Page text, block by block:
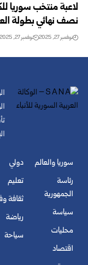
لاعبة منتخب سوريا
نصف نهائي بطولة
نوفمبر 27, 2025 نوفمبر 27, 2025
سوريا والعالم
رئاسة
الجمهورية
سياسة
محليات
اقتصاد
دولي
تعليم
ثقافة
رياضة
سياحة